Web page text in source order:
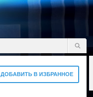
ДОБАВИТЬ В ИЗБРАННОЕ